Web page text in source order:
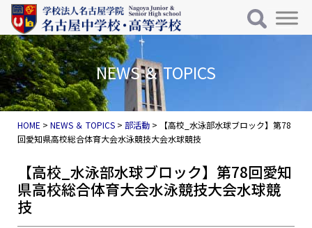
コンテンツへスキップ
メインナビゲーション
NEWS ＆ TOPICS
HOME >NEWS ＆ TOPICS >部活動 >
【高校_水泳部水球ブロック】第78
回愛知県高校総合体育大会水泳競技大会水球競技
【高校_水泳部水球ブロック】第78回愛知
県高校総合体育大会水泳競技大会水球競
技